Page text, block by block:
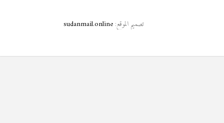
تصميم الموقع:sudanmail.online